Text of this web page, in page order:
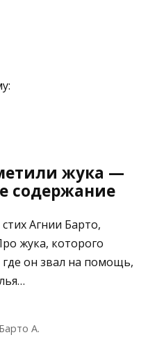
жука —
содержание
Агнии Барто,
жука, которого
он звал на помощь,
А.